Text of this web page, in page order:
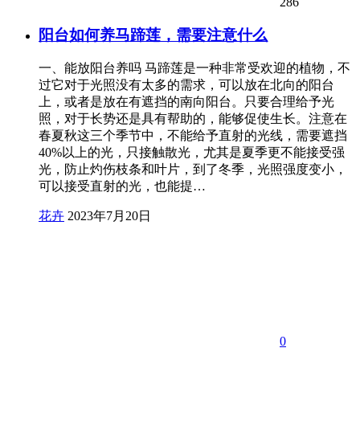
阳台如何养马蹄莲，需要注意什么
一、能放阳台养吗 马蹄莲是一种非常受欢迎的植物，不
过它对于光照没有太多的需求，可以放在北向的阳台
上，或者是放在有遮挡的南向阳台。只要合理给予光
照，对于长势还是具有帮助的，能够促使生长。注意在
春夏秋这三个季节中，不能给予直射的光线，需要遮挡
40%以上的光，只接触散光，尤其是夏季更不能接受强
光，防止灼伤枝条和叶片，到了冬季，光照强度变小，
可以接受直射的光，也能提…
花卉 2023年7月20日
0